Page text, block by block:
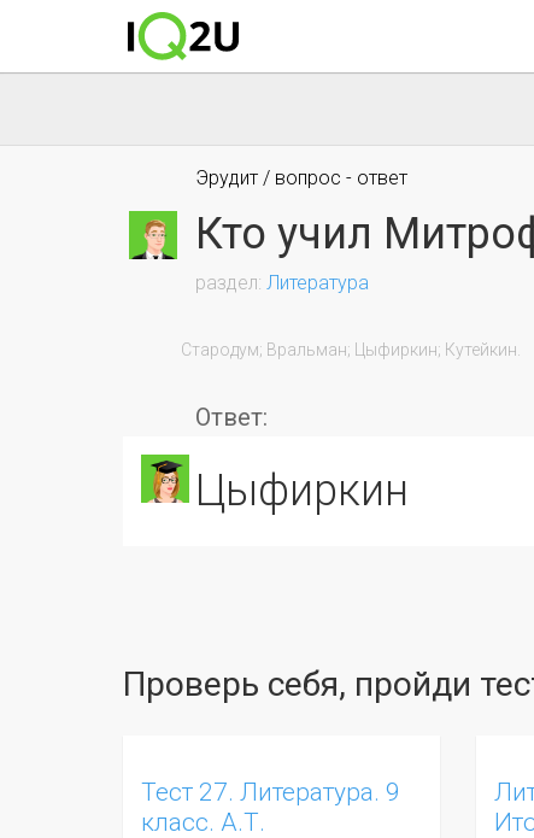
Эрудит / вопрос - ответ
Кто учил
Литература
Ответ:
Цыфиркин
Проверь себя, пройди
Тест 27. Литература. 9
класс. А.Т.